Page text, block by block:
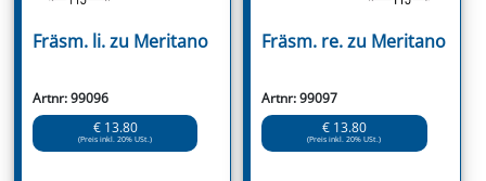
Fräsm. li. zu Meritano
Artnr: 99096
€ 13.80
(Preis inkl. 20% USt.)
Fräsm. re. zu Meritano
Artnr: 99097
€ 13.80
(Preis inkl. 20% USt.)